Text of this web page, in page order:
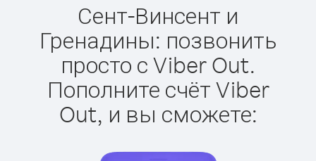
Сент-Винсент и
Гренадины: позвонить
просто с Viber Out.
Пополните счёт Viber
Out, и вы сможете: